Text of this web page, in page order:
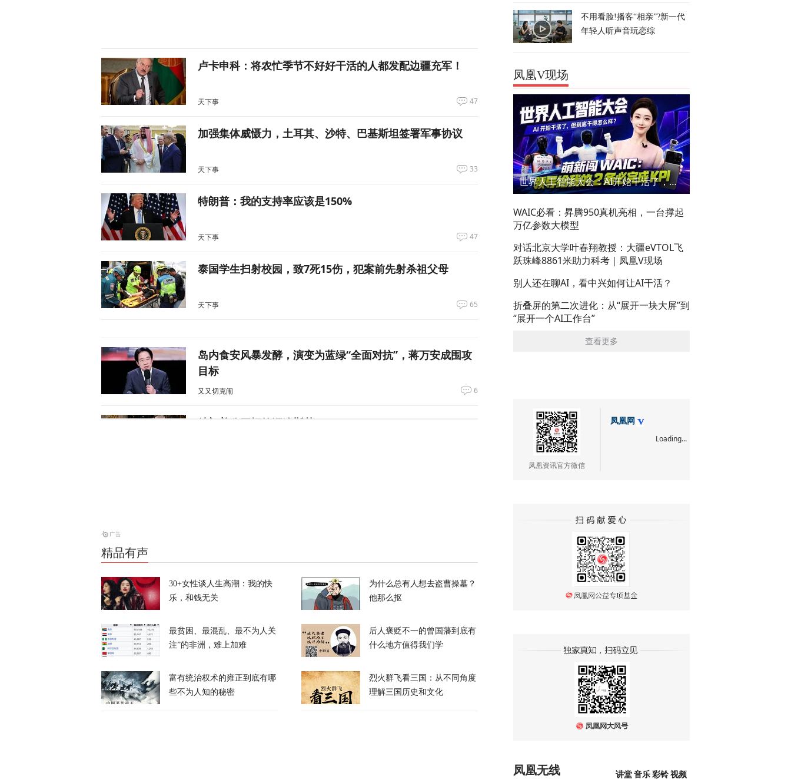
卢卡申科：将农忙季节不好好干活的人都发配边疆充军！
天下事 47
加强集体威慑力，土耳其、沙特、巴基斯坦签署军事协议
天下事 33
特朗普：我的支持率应该是150%
天下事 47
泰国学生扫射校园，致7死15伤，犯案前先射杀祖父母
天下事 65
岛内食安风暴发酵，演变为蓝绿“全面对抗”，蒋万安成围攻
目标
又又切克闹 6
特朗普公开拒绝泽连斯基！
天下事
伊朗议会议长喊话：别再作秀了！
精品有声
30+女性谈人生高潮：我的快
乐，和钱无关
为什么总有人想去盗曹操墓？
他那么抠
最贫困、最混乱、最不为人关
注”的非洲，难上加难
后人褒贬不一的曾国藩到底有
什么地方值得我们学
富有统治权术的雍正到底有哪
些不为人知的秘密
烈火群飞看三国：从不同角度
理解三国历史和文化
不用看脸!播客“相亲”?新一代
年轻人听声音玩恋综
凤凰V现场
世界人工智能大会：AI开始干活了，但到底干的怎么样？萌新闯WAIC
WAIC必看：昇腾950真机亮相，一台撑起
万亿参数大模型
对话北京大学叶春翔教授：大疆eVTOL飞
跃珠峰8861米助力科考｜凤凰V现场
别人还在聊AI，看中兴如何让AI干活？
折叠屏的第二次进化：从“展开一块大屏”到
“展开一个AI工作台”
查看更多
凤凰资讯官方微信
凤凰网
Loading...
讲堂 音乐 彩铃 视频
凤凰无线